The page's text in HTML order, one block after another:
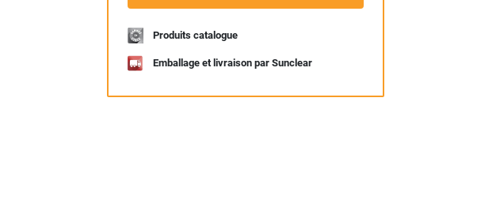
Produits catalogue
Emballage et livraison par Sunclear